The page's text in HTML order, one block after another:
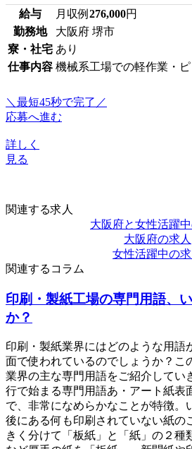
給与 月収例 276,000円
勤務地
大阪府 堺市
寮・社宅 あり
仕事内容 機械系工場での軽作業・
＼最短45秒で完了／
応募へ進む
詳しく
見る
関連する求人
大阪府と女性活躍中
大阪府の求人
女性活躍中の求
関連するコラム
印刷・製紙工場の専門用語、
か？
印刷・製紙業界にはどのような用語
面で使われているのでしょうか？こ
業界の主な専門用語をご紹介してい
行で始まる専門用語あ・アート紙表
で、非常になめらかなことが特徴。
後にある何も印刷されていない紙の
きく分けて「板紙」と「紙」の２種